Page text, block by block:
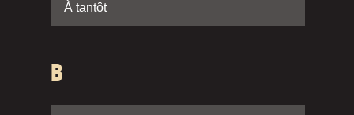
À tantôt
B